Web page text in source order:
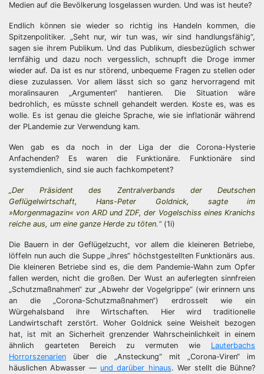
Medien auf die Bevölkerung losgelassen wurden. Und was ist heute?
Endlich können sie wieder so richtig ins Handeln kommen, die
Spitzenpolitiker. „Seht nur, wir tun was, wir sind handlungsfähig“,
sagen sie ihrem Publikum. Und das Publikum, diesbezüglich schwer
lernfähig und dazu noch vergesslich, schnupft die Droge immer
wieder auf. Da ist es nur störend, unbequeme Fragen zu stellen oder
diese zuzulassen. Vor allem lässt sich so ganz hervorragend mit
moralinsauren „Argumenten“ hantieren. Die Situation wäre
bedrohlich, es müsste schnell gehandelt werden. Koste es, was es
wolle. Es ist genau die gleiche Sprache, wie sie inflationär während
der PLandemie zur Verwendung kam.
Wen gab es da noch in der Liga der die Corona-Hysterie
Anfachenden? Es waren die Funktionäre. Funktionäre sind
systemdienlich, sind sie auch fachkompetent?
„Der Präsident des Zentralverbands der Deutschen
Geflügelwirtschaft, Hans-Peter Goldnick, sagte im
»Morgenmagazin« von ARD und ZDF, der Vogelschiss eines Kranichs
reiche aus, um eine ganze Herde zu töten.“(1i)
Die Bauern in der Geflügelzucht, vor allem die kleineren Betriebe,
löffeln nun auch die Suppe „ihres“ höchstgestellten Funktionärs aus.
Die kleineren Betriebe sind es, die dem Pandemie-Wahn zum Opfer
fallen werden, nicht die großen. Der Wust an auferlegten sinnfreien
„Schutzmaßnahmen“ zur „Abwehr der Vogelgrippe“ (wir erinnern uns
an die „Corona-Schutzmaßnahmen“) erdrosselt wie ein
Würgehalsband ihre Wirtschaften. Hier wird traditionelle
Landwirtschaft zerstört. Woher Goldnick seine Weisheit bezogen
hat, ist mit an Sicherheit grenzender Wahrscheinlichkeit in einem
ähnlich gearteten Bereich zu vermuten wie Lauterbachs
Horrorszenarien über die „Ansteckung“ mit „Corona-Viren“ im
häuslichen Abwasser — und darüber hinaus. Wer stellt die Bühne?